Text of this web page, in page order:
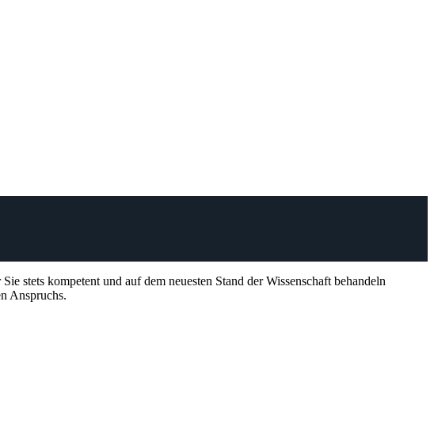
stets kompetent und auf dem neuesten Stand der Wissenschaft behandeln
Anspruchs.